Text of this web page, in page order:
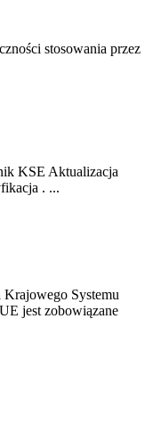
stosowania przez
KSE Aktualizacja
. ...
Krajowego Systemu
jest zobowiązane